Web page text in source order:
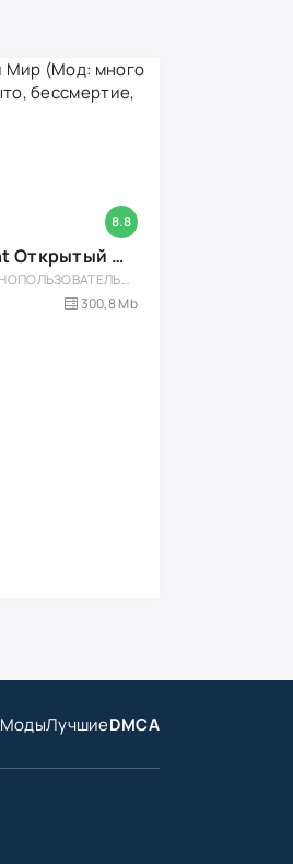
8.8
Toilet Fight Открытый Мир (Мод: много чипов, денег, все открыто, бессмертие, урон, 50+ читов)
АРКАДЫ / ОДНОПОЛЬЗОВАТЕЛЬСКИЕ / ОФЛАЙН / МОД / РОЛЕВЫЕ / ШУТЕРЫ / ОТКРЫТЫЙ МИР / ВСТРОЕННЫЙ КЕШ / 3D / ЭКШЕНЫ / ТУАЛЕТНЫЕ ВОЙНЫ / ДЛЯ ДЕТЕЙ
300,8 Mb
МодыЛучшиеDMCA